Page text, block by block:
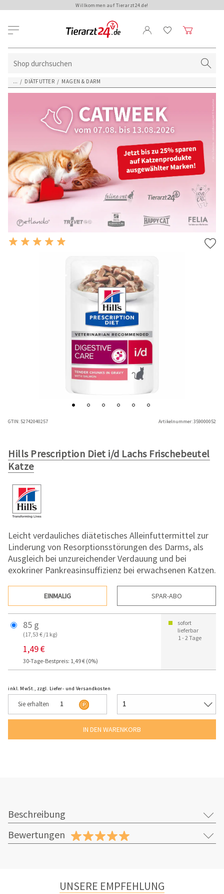
Willkommen auf Tierarzt24.de!
... / DIÄTFUTTER / MAGEN & DARM
GTIN:52742040257 Artikelnummer:359000052
Hills Prescription Diet i/d Lachs Frischebeutel
Katze
Leicht verdauliches diätetisches Alleinfuttermittel zur
Linderung von Resorptionsstörungen des Darms, als
Ausgleich bei unzureichender Verdauung und bei
exokriner Pankreasinsuffizienz bei erwachsenen Katzen.
EINMALIG SPAR-ABO
85 g
(17,53 € /1 kg)
1,49 €
30-Tage-Bestpreis: 1,49 € (0%)
sofort
lieferbar
1 - 2 Tage
inkl. MwSt., zzgl. Liefer- und Versandkosten
Sie erhalten 1
Beschreibung
Bewertungen
UNSERE EMPFEHLUNG